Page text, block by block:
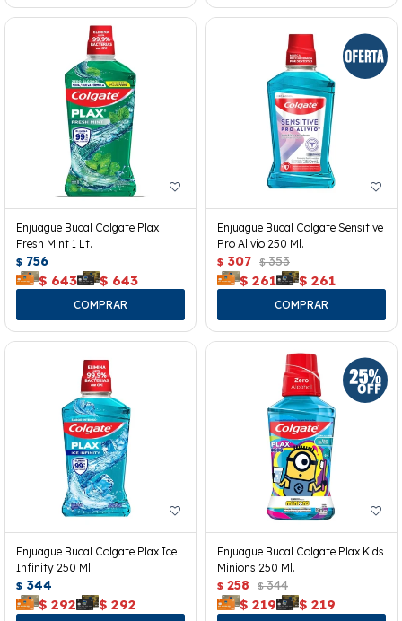
Enjuague Bucal Colgate Plax
Fresh Mint 1 Lt.
$ 756
$ 643 $ 643
Enjuague Bucal Colgate Sensitive
Pro Alivio 250 Ml.
$ 307 $ 353
$ 261 $ 261
Enjuague Bucal Colgate Plax Ice
Infinity 250 Ml.
$ 344
$ 292 $ 292
Enjuague Bucal Colgate Plax Kids
Minions 250 Ml.
$ 258 $ 344
$ 219 $ 219